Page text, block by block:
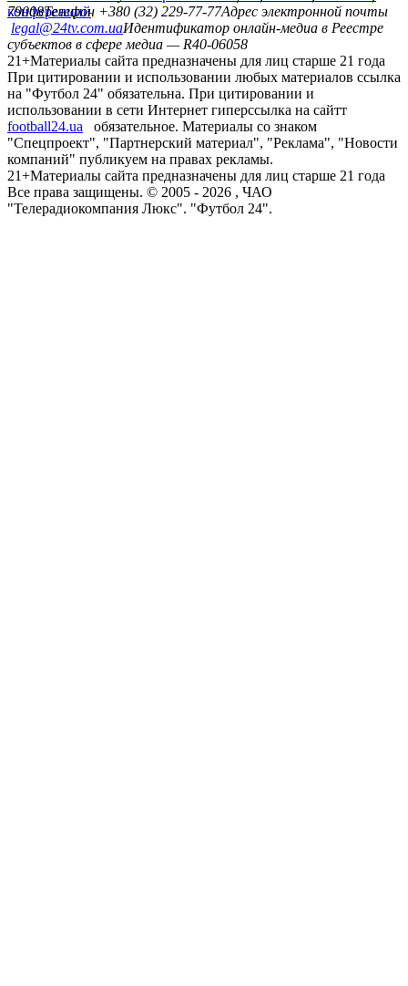
конференций
79008Телефон +380 (32) 229-77-77Адрес электронной почты
legal@24tv.com.uaИдентификатор онлайн-медиа в Реестре
субъектов в сфере медиа — R40-06058
21+Материалы сайта предназначены для лиц старше 21 года
При цитировании и использовании любых материалов ссылка
на "Футбол 24" обязательна. При цитировании и
использовании в сети Интернет гиперссылка на сайтт
football24.ua
обязательное. Материалы со знаком
"Спецпроект", "Партнерский материал", "Реклама", "Новости
компаний" публикуем на правах рекламы.
21+Материалы сайта предназначены для лиц старше 21 года
Все права защищены. © 2005 - 2026 , ЧАО
"Телерадиокомпания Люкс". "Футбол 24".